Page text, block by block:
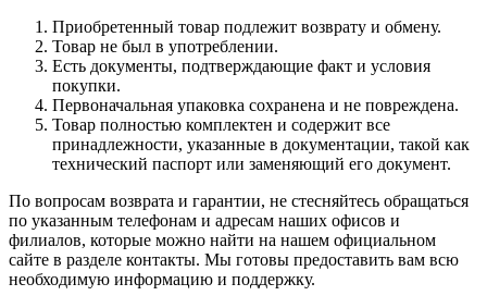
Приобретенный товар подлежит возврату и обмену.
Товар не был в употреблении.
Есть документы, подтверждающие факт и условия
покупки.
Первоначальная упаковка сохранена и не повреждена.
Товар полностью комплектен и содержит все
принадлежности, указанные в документации, такой как
технический паспорт или заменяющий его документ.
По вопросам возврата и гарантии, не стесняйтесь обращаться
по указанным телефонам и адресам наших офисов и
филиалов, которые можно найти на нашем официальном
сайте в разделе контакты. Мы готовы предоставить вам всю
необходимую информацию и поддержку.